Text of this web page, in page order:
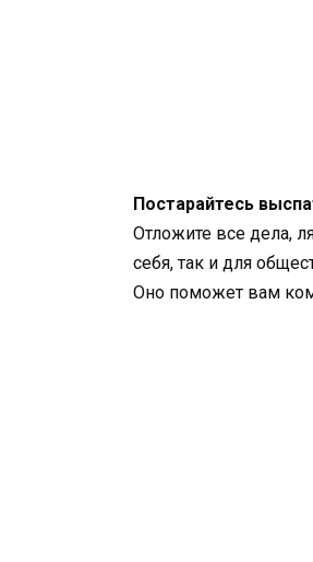
Постарайтесь
Отложите все дела,
себя, так и для
Оно поможет вам